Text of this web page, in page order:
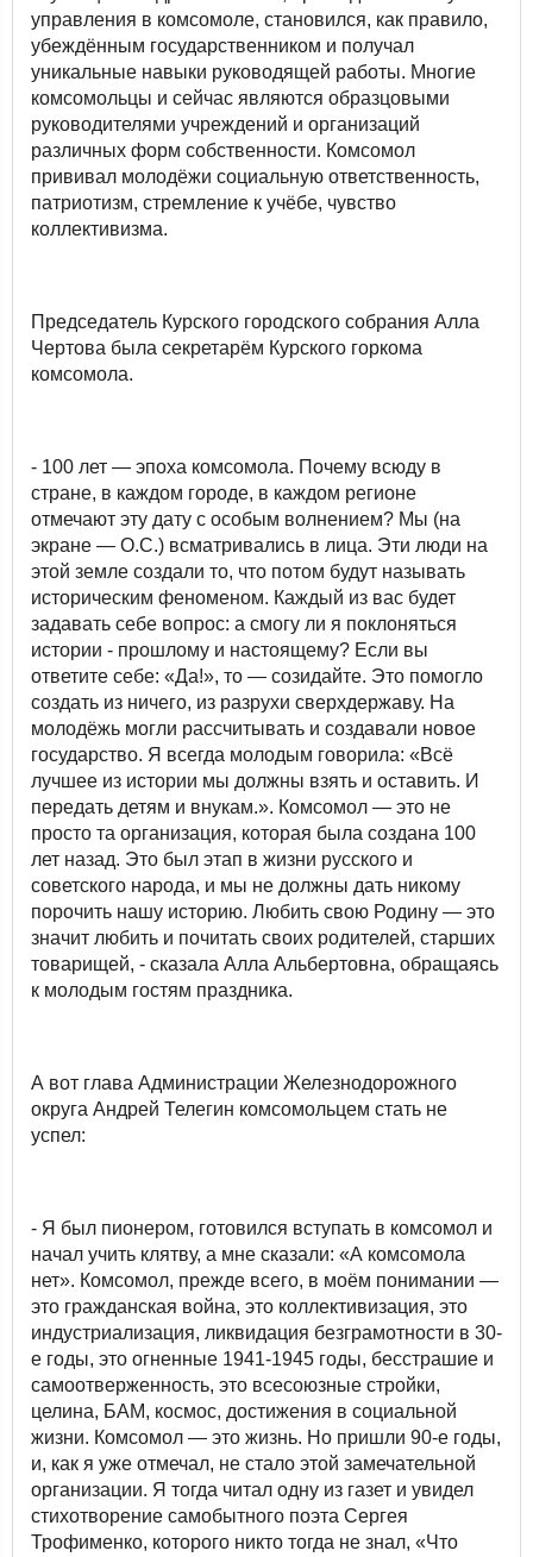
управления в комсомоле, становился, как правило,
убеждённым государственником и получал
уникальные навыки руководящей работы. Многие
комсомольцы и сейчас являются образцовыми
руководителями учреждений и организаций
различных форм собственности. Комсомол
прививал молодёжи социальную ответственность,
патриотизм, стремление к учёбе, чувство
коллективизма.
Председатель Курского городского собрания Алла
Чертова была секретарём Курского горкома
комсомола.
- 100 лет — эпоха комсомола. Почему всюду в
стране, в каждом городе, в каждом регионе
отмечают эту дату с особым волнением? Мы (на
экране — О.С.) всматривались в лица. Эти люди на
этой земле создали то, что потом будут называть
историческим феноменом. Каждый из вас будет
задавать себе вопрос: а смогу ли я поклоняться
истории - прошлому и настоящему? Если вы
ответите себе: «Да!», то — созидайте. Это помогло
создать из ничего, из разрухи сверхдержаву. На
молодёжь могли рассчитывать и создавали новое
государство. Я всегда молодым говорила: «Всё
лучшее из истории мы должны взять и оставить. И
передать детям и внукам.». Комсомол — это не
просто та организация, которая была создана 100
лет назад. Это был этап в жизни русского и
советского народа, и мы не должны дать никому
порочить нашу историю. Любить свою Родину — это
значит любить и почитать своих родителей, старших
товарищей, - сказала Алла Альбертовна, обращаясь
к молодым гостям праздника.
А вот глава Администрации Железнодорожного
округа Андрей Телегин комсомольцем стать не
успел:
- Я был пионером, готовился вступать в комсомол и
начал учить клятву, а мне сказали: «А комсомола
нет». Комсомол, прежде всего, в моём понимании —
это гражданская война, это коллективизация, это
индустриализация, ликвидация безграмотности в 30-
е годы, это огненные 1941-1945 годы, бесстрашие и
самоотверженность, это всесоюзные стройки,
целина, БАМ, космос, достижения в социальной
жизни. Комсомол — это жизнь. Но пришли 90-е годы,
и, как я уже отмечал, не стало этой замечательной
организации. Я тогда читал одну из газет и увидел
стихотворение самобытного поэта Сергея
Трофименко, которого никто тогда не знал, «Что